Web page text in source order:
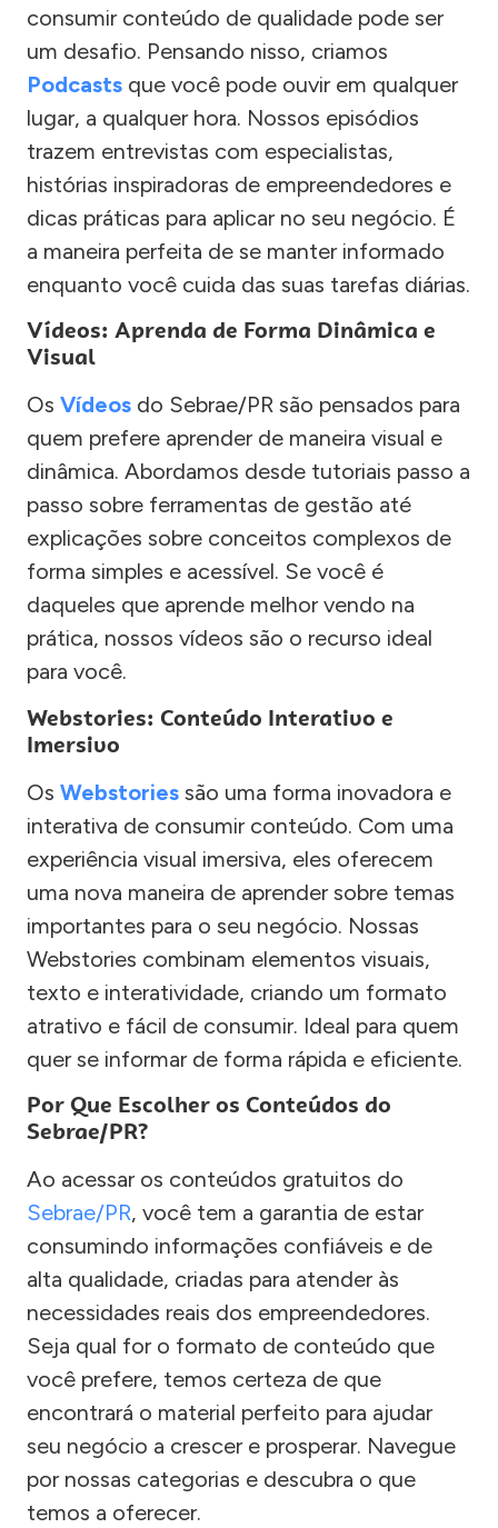
consumir conteúdo de qualidade pode ser
um desafio. Pensando nisso, criamos
Podcasts que você pode ouvir em qualquer
lugar, a qualquer hora. Nossos episódios
trazem entrevistas com especialistas,
histórias inspiradoras de empreendedores e
dicas práticas para aplicar no seu negócio. É
a maneira perfeita de se manter informado
enquanto você cuida das suas tarefas diárias.
Vídeos: Aprenda de Forma Dinâmica e
Visual
Os Vídeos do Sebrae/PR são pensados para
quem prefere aprender de maneira visual e
dinâmica. Abordamos desde tutoriais passo a
passo sobre ferramentas de gestão até
explicações sobre conceitos complexos de
forma simples e acessível. Se você é
daqueles que aprende melhor vendo na
prática, nossos vídeos são o recurso ideal
para você.
Webstories: Conteúdo Interativo e
Imersivo
Os Webstories são uma forma inovadora e
interativa de consumir conteúdo. Com uma
experiência visual imersiva, eles oferecem
uma nova maneira de aprender sobre temas
importantes para o seu negócio. Nossas
Webstories combinam elementos visuais,
texto e interatividade, criando um formato
atrativo e fácil de consumir. Ideal para quem
quer se informar de forma rápida e eficiente.
Por Que Escolher os Conteúdos do
Sebrae/PR?
Ao acessar os conteúdos gratuitos do
Sebrae/PR, você tem a garantia de estar
consumindo informações confiáveis e de
alta qualidade, criadas para atender às
necessidades reais dos empreendedores.
Seja qual for o formato de conteúdo que
você prefere, temos certeza de que
encontrará o material perfeito para ajudar
seu negócio a crescer e prosperar. Navegue
por nossas categorias e descubra o que
temos a oferecer.